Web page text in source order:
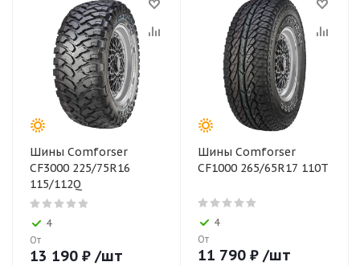
Шины Comforser
CF3000 225/75R16
115/112Q
4
От
13 190 ₽ /шт
Шины Comforser
CF1000 265/65R17 110T
4
От
11 790 ₽ /шт